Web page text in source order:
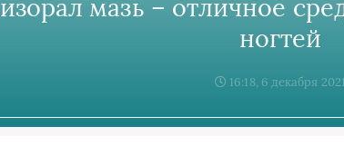
мазь – отличное
ногтей
16:18, 6 декабря 2021